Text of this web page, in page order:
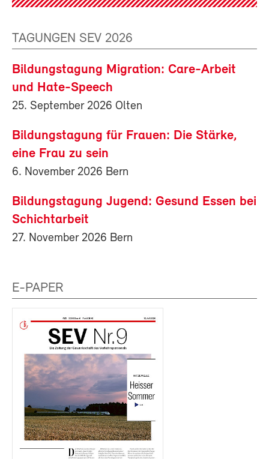
TAGUNGEN SEV 2026
Bildungstagung Migration: Care-Arbeit
und Hate-Speech
25. September 2026 Olten
Bildungstagung für Frauen: Die Stärke,
eine Frau zu sein
6. November 2026 Bern
Bildungstagung Jugend: Gesund Essen bei
Schichtarbeit
27. November 2026 Bern
E-PAPER